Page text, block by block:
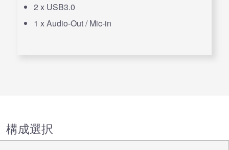
2 x USB3.0
1 x Audio-Out / Mic-in
構成選択